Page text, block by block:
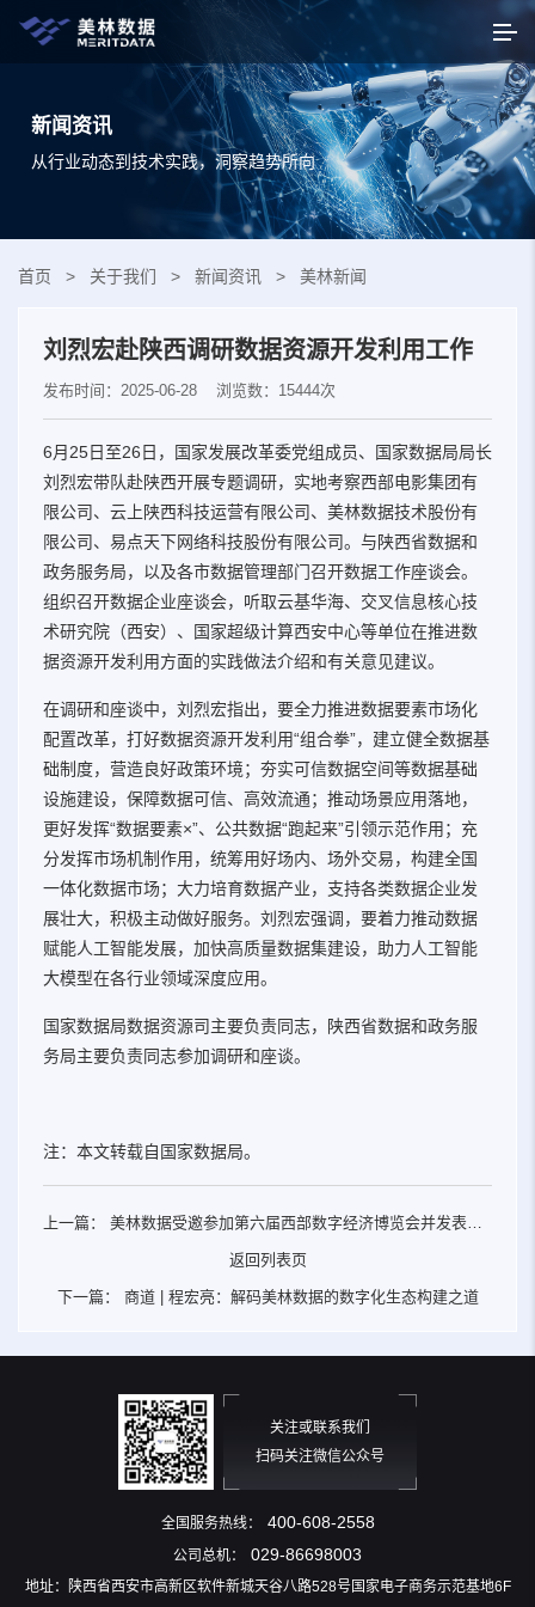
新闻资讯
从行业动态到技术实践，洞察趋势所向
首页 > 关于我们 > 新闻资讯 > 美林新闻
刘烈宏赴陕西调研数据资源开发利用工作
发布时间：2025-06-28 浏览数：15444次
6月25日至26日，国家发展改革委党组成员、国家数据局局长
刘烈宏带队赴陕西开展专题调研，实地考察西部电影集团有
限公司、云上陕西科技运营有限公司、美林数据技术股份有
限公司、易点天下网络科技股份有限公司。与陕西省数据和
政务服务局，以及各市数据管理部门召开数据工作座谈会。
组织召开数据企业座谈会，听取云基华海、交叉信息核心技
术研究院（西安）、国家超级计算西安中心等单位在推进数
据资源开发利用方面的实践做法介绍和有关意见建议。
在调研和座谈中，刘烈宏指出，要全力推进数据要素市场化
配置改革，打好数据资源开发利用“组合拳”，建立健全数据基
础制度，营造良好政策环境；夯实可信数据空间等数据基础
设施建设，保障数据可信、高效流通；推动场景应用落地，
更好发挥“数据要素×”、公共数据“跑起来”引领示范作用；充
分发挥市场机制作用，统筹用好场内、场外交易，构建全国
一体化数据市场；大力培育数据产业，支持各类数据企业发
展壮大，积极主动做好服务。刘烈宏强调，要着力推动数据
赋能人工智能发展，加快高质量数据集建设，助力人工智能
大模型在各行业领域深度应用。
国家数据局数据资源司主要负责同志，陕西省数据和政务服
务局主要负责同志参加调研和座谈。
注：本文转载自国家数据局。
上一篇： 美林数据受邀参加第六届西部数字经济博览会并发表主
返回列表页
下一篇： 商道 | 程宏亮：解码美林数据的数字化生态构建之道
关注或联系我们
扫码关注微信公众号
全国服务热线： 400-608-2558
公司总机： 029-86698003
地址：陕西省西安市高新区软件新城天谷八路528号国家电子商务示范基地6F